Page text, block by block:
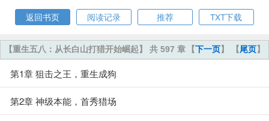
返回书页
阅读记录 推荐 TXT下载
【下一页】 【尾页】
【重生五八：从长白山打猎开始崛起】 共 597 章
第1章 狙击之王，重生成狗
第2章 神级本能，首秀猎场